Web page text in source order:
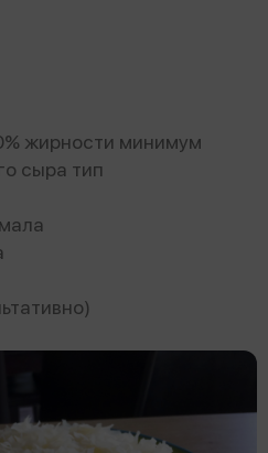
жирности минимум
сыра тип